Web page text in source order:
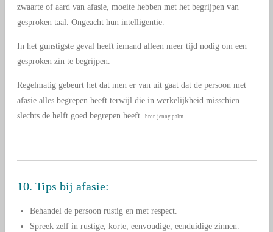
zwaarte of aard van afasie, moeite hebben met het begrijpen van
gesproken taal. Ongeacht hun intelligentie.
In het gunstigste geval heeft iemand alleen meer tijd nodig om een
gesproken zin te begrijpen.
Regelmatig gebeurt het dat men er van uit gaat dat de persoon met
afasie alles begrepen heeft terwijl die in werkelijkheid misschien
slechts de helft goed begrepen heeft.
bron jenny palm
10. Tips bij afasie:
Behandel de persoon rustig en met respect.
Spreek zelf in rustige, korte, eenvoudige, eenduidige zinnen.